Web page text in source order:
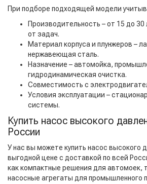
При подборе подходящей модели
Производительность – от 15 до
от задач.
Материал корпуса и плунжеров –
нержавеющая сталь.
Назначение – автомойка,
гидродинамическая очистка.
Совместимость с
Условия эксплуатации –
системы.
Купить насос высокого
России
У нас вы можете купить насос высокого
выгодной цене с доставкой по всей
как компактные решения для автомоек,
насосные агрегаты для промышленного